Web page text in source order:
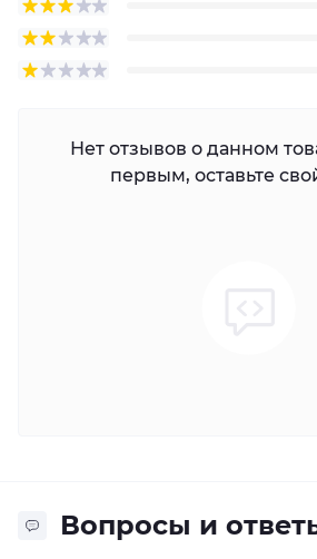
Нет отзывов о данном
первым, оставьте
Вопросы и